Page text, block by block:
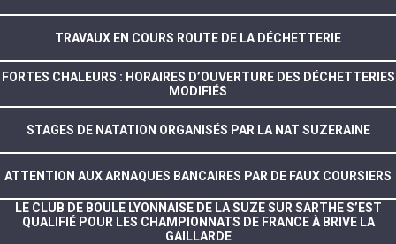
TRAVAUX EN COURS ROUTE DE LA DÉCHETTERIE
FORTES CHALEURS : HORAIRES D’OUVERTURE DES DÉCHETTERIES
MODIFIÉS
STAGES DE NATATION ORGANISÉS PAR LA NAT SUZERAINE
ATTENTION AUX ARNAQUES BANCAIRES PAR DE FAUX COURSIERS
LE CLUB DE BOULE LYONNAISE DE LA SUZE SUR SARTHE S’EST
QUALIFIÉ POUR LES CHAMPIONNATS DE FRANCE À BRIVE LA
GAILLARDE